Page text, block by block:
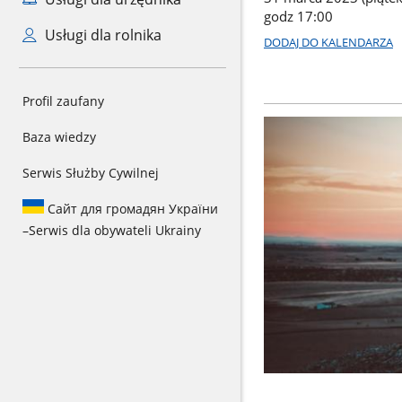
Usługi dla rolnika
Profil zaufany
Baza wiedzy
Serwis Służby Cywilnej
Сайт для громадян України
–Serwis dla obywateli Ukrainy
godz 17:00
DODAJ DO KALENDARZA